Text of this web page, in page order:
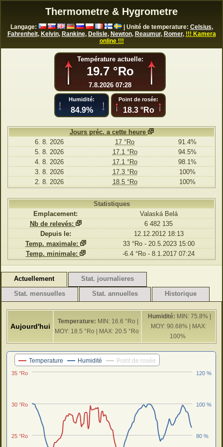
Thermometre & Hygrometre
Langage: | Unité de temperature: Celsius,
Fahrenheit, Kelvin, Rankine, Delisle, Newton, Reaumur, Romer, !!! Kamera
online !!!
Statistiques
Emplacement:
Valaská Belá
Nb de relevés:
6 482 135
Depuis le:
12.12.2012 18:13
Temp. maximale:
33 °Ro - 20.5.2023 15:00
Temp. minimale:
-6.4 °Ro - 8.1.2017 07:24
Jours préc. a cette heure
6. 8. 2026
17 °Ro
91.4%
5. 8. 2026
17.1 °Ro
94.5%
4. 8. 2026
17.1 °Ro
98.1%
3. 8. 2026
17.3 °Ro
100%
2. 8. 2026
18.5 °Ro 100%
Température actuelle:
19.7 °Ro
7.8.2026 07:28
Humidité:
84.9%
Point de rosée:
18.3 °Ro
Actuellement
Stat. journalieres
Stat. mensuelles
Stat. annuelles Historique
Aujourd'hui
Temperature: MIN: 16.6 °Ro |
MOY: 18.5 °Ro | MAX: 20.5 °Ro
Humidité: MIN: 75.8% |
MOY: 90.68% | MAX:
100%
Dernieres 24 H
Temperature Humidité Point de rosée
25 °Ro
30 °Ro
35 °Ro
80 %
100 %
120 %